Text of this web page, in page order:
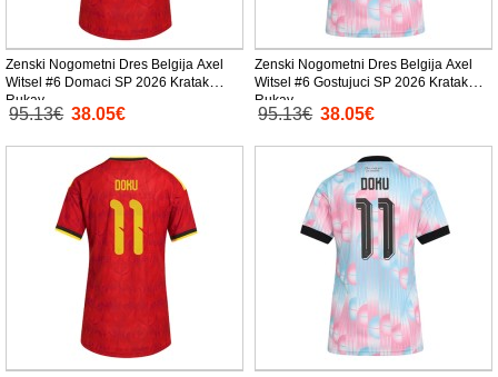
Zenski Nogometni Dres Belgija Axel
Witsel #6 Domaci SP 2026 Kratak
Rukav
95.13€ 38.05€
Zenski Nogometni Dres Belgija Axel
Witsel #6 Gostujuci SP 2026 Kratak
Rukav
95.13€ 38.05€